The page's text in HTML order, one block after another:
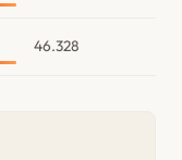
46.328